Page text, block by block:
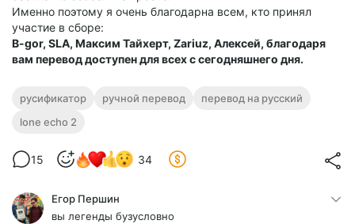
Именно поэтому я очень благодарна всем, кто принял
участие в сборе:
B-gor, SLA, Максим Тайхерт, Zariuz, Алексей, благодаря
вам перевод доступен для всех с сегодняшнего дня.
русификатор ручной перевод
перевод на русский
lone echo 2
15 34
Егор Першин
вы легенды бузусловно